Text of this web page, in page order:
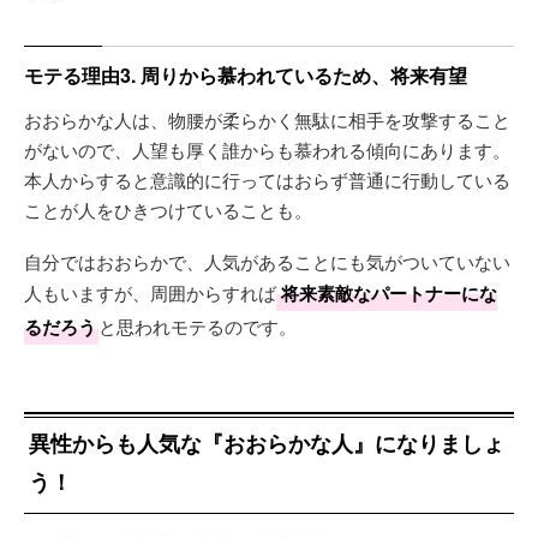
モテる理由3. 周りから慕われているため、将来有望
おおらかな人は、物腰が柔らかく無駄に相手を攻撃すること
がないので、人望も厚く誰からも慕われる傾向にあります。
本人からすると意識的に行ってはおらず普通に行動している
ことが人をひきつけていることも。
自分ではおおらかで、人気があることにも気がついていない
人もいますが、周囲からすれば将来素敵なパートナーにな
るだろうと思われモテるのです。
異性からも人気な『おおらかな人』になりましょ
う！